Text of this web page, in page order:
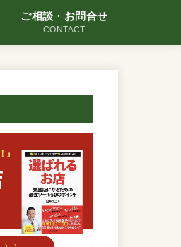
ご相談・お問合せ
CONTACT